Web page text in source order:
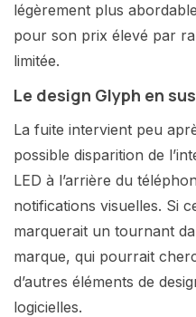
légèrement plus
pour son prix élevé par
limitée.
Le design Glyph en
La fuite intervient peu
possible disparition de
LED à l’arrière du
notifications visuelles. Si
marquerait un tournant
marque, qui pourrait
d’autres éléments de
logicielles.